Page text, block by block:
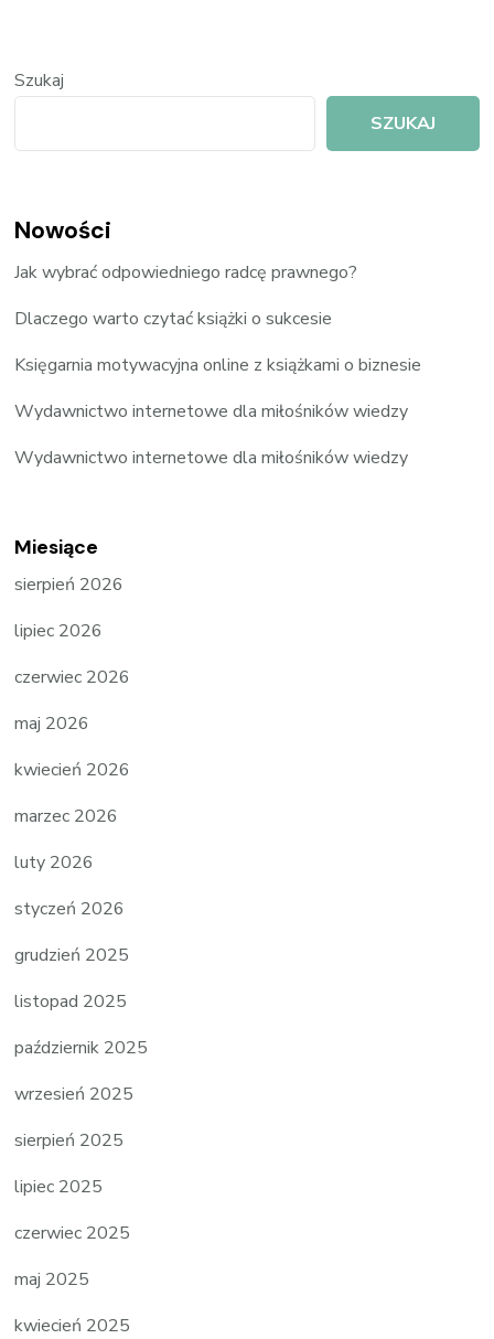
Szukaj
SZUKAJ
Nowości
Jak wybrać odpowiedniego radcę prawnego?
Dlaczego warto czytać książki o sukcesie
Księgarnia motywacyjna online z książkami o biznesie
Wydawnictwo internetowe dla miłośników wiedzy
Wydawnictwo internetowe dla miłośników wiedzy
Miesiące
sierpień 2026
lipiec 2026
czerwiec 2026
maj 2026
kwiecień 2026
marzec 2026
luty 2026
styczeń 2026
grudzień 2025
listopad 2025
październik 2025
wrzesień 2025
sierpień 2025
lipiec 2025
czerwiec 2025
maj 2025
kwiecień 2025